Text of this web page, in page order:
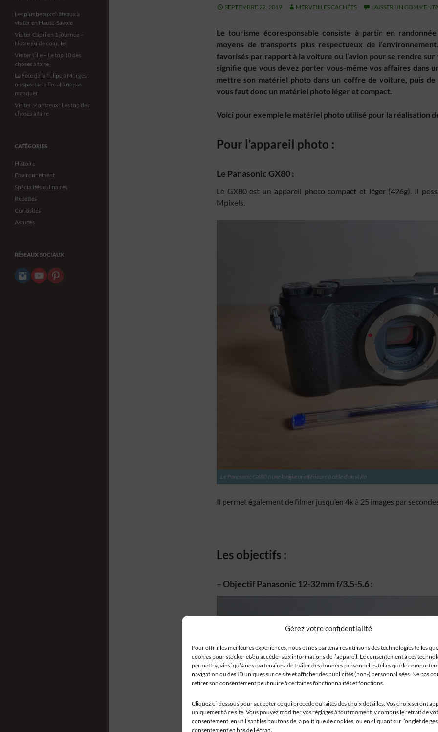
Gérez votre confidentialité
Pour offrir les meilleures expériences, nous et nos partenaires utilisons des technologies telles
cookies pour stocker et/ou accéder aux informations de l’appareil. Le consentement à ces
permettra, ainsi qu’à nos partenaires, de traiter des données personnelles telles que le
navigation ou des ID uniques sur ce site et afficher des publicités (non-) personnalisées. Ne pas
retirer son consentement peut nuire à certaines fonctionnalités et fonctions.
Cliquez ci-dessous pour accepter ce qui précède ou faites des choix détaillés. Vos choix seront
uniquement à ce site. Vous pouvez modifier vos réglages à tout moment, y compris le retrait de
consentement, en utilisant les boutons de la politique de cookies, ou en cliquant sur l’onglet de
consentement en bas de l’écran.
SEPTEMBRE 22, 2019 MERVEILLES CACHÉES LAISSER UN
Le tourisme écoresponsable consiste à partir en
moyens de transports plus respectueux de
favorisés par rapport à la voiture ou l’avion pour se rendre
signifie que vous devez porter vous-même vos affaires dans
mettre son matériel photo dans un coffre de voiture, puis
vous faut donc un matériel photo léger et compact.
Voici pour exemple le matériel photo utilisé pour la réalisation
Pour l’appareil photo :
Le Panasonic GX80 :
Le GX80 est un appareil photo compact et léger (426g). Il
Mpixels.
Le Panasonic GX80 à une longueur inférieure à celle d’un stylo
Il permet également de filmer jusqu’en 4k à 25 images par
Les objectifs :
– Objectif Panasonic 12-32mm f/3.5-5.6 :
Les plus beaux châteaux à
visiter en Haute-Savoie
Visiter Capri en 1 journée –
Notre guide complet
Visiter Lille – Le top 10 des
choses à faire
La Fête de la Tulipe à Morges :
un spectacle floral à ne pas
manquer
Visiter Montreux : Les top des
choses à faire
CATÉGORIES
Histoire
Environnement
Spécialités culinaires
Recettes
Curiosités
Astuces
RÉSEAUX SOCIAUX